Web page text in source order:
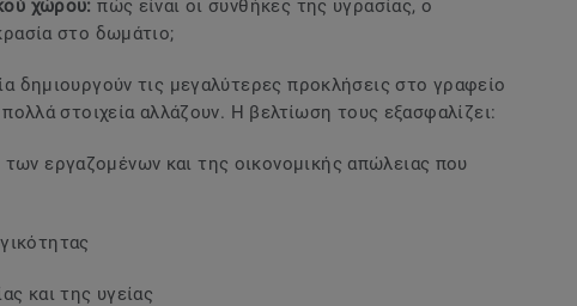
χώρου: πώς είναι οι συνθήκες της υγρασίας, ο
στο δωμάτιο;
δημιουργούν τις μεγαλύτερες προκλήσεις στο γραφείο
στοιχεία αλλάζουν. Η βελτίωση τους εξασφαλίζει:
εργαζομένων και της οικονομικής απώλειας που
και της υγείας